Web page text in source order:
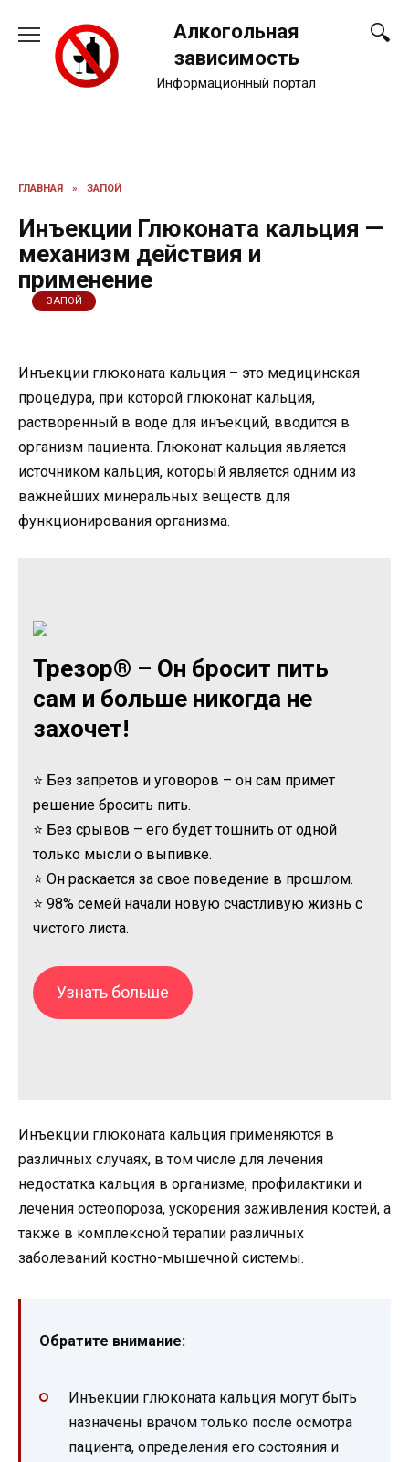
содержанию
Алкогольная
зависимость
Информационный портал
ГЛАВНАЯ » ЗАПОЙ
Инъекции Глюконата кальция —
механизм действия и
применение
ЗАПОЙ
Инъекции глюконата кальция – это медицинская
процедура, при которой глюконат кальция,
растворенный в воде для инъекций, вводится в
организм пациента. Глюконат кальция является
источником кальция, который является одним из
важнейших минеральных веществ для
функционирования организма.
Трезор® – Он бросит пить
сам и больше никогда не
захочет!
⭐ Без запретов и уговоров – он сам примет
решение бросить пить.
⭐ Без срывов – его будет тошнить от одной
только мысли о выпивке.
⭐ Он раскается за свое поведение в прошлом.
⭐ 98% семей начали новую счастливую жизнь с
чистого листа.
Узнать больше
Инъекции глюконата кальция применяются в
различных случаях, в том числе для лечения
недостатка кальция в организме, профилактики и
лечения остеопороза, ускорения заживления костей, а
также в комплексной терапии различных
заболеваний костно-мышечной системы.
Обратите внимание:
Инъекции глюконата кальция могут быть
назначены врачом только после осмотра
пациента, определения его состояния и